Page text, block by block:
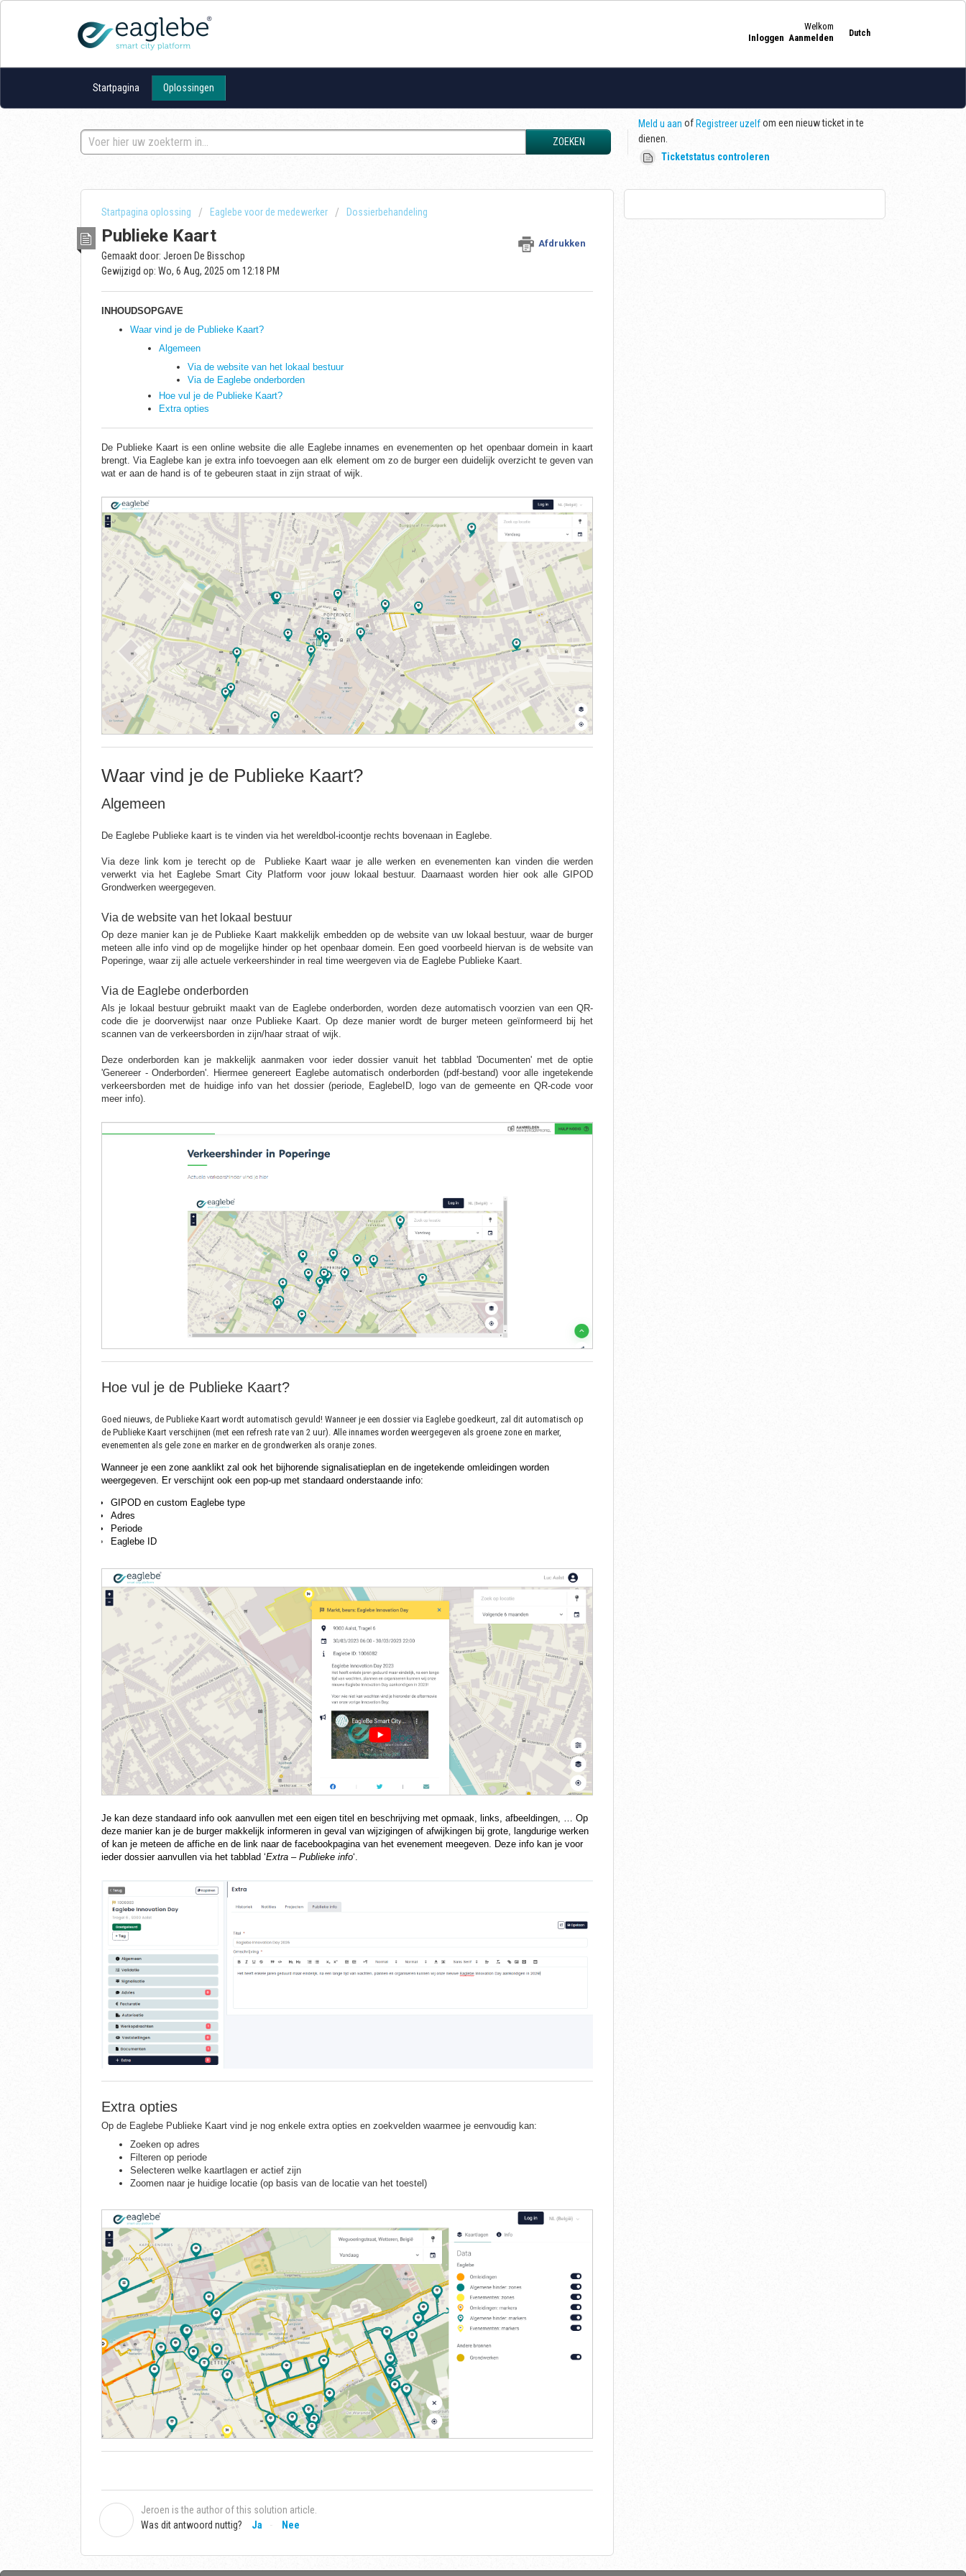
Dutch
Welkom
Inloggen Aanmelden
Startpagina Oplossingen
ZOEKEN
Meld u aan of Registreer uzelfom een nieuw ticket in te
dienen.
Ticketstatus controleren
Startpagina oplossing Eaglebe voor de medewerker Dossierbehandeling
Publieke Kaart Afdrukken
Gemaakt door: Jeroen De Bisschop
Gewijzigd op: Wo, 6 Aug, 2025 om 12:18 PM
INHOUDSOPGAVE
Waar vind je de Publieke Kaart?
Algemeen
Via de website van het lokaal bestuur
Via de Eaglebe onderborden
Hoe vul je de Publieke Kaart?
Extra opties
De Publieke Kaart is een online website die alle Eaglebe innames en evenementen op het openbaar domein in kaart
brengt. Via Eaglebe kan je extra info toevoegen aan elk element om zo de burger een duidelijk overzicht te geven van
wat er aan de hand is of te gebeuren staat in zijn straat of wijk.
Waar vind je de Publieke Kaart?
Algemeen
De Eaglebe Publieke kaart is te vinden via het wereldbol-icoontje rechts bovenaan in Eaglebe.
Via deze link kom je terecht op de Publieke Kaart waar je alle werken en evenementen kan vinden die werden
verwerkt via het Eaglebe Smart City Platform voor jouw lokaal bestuur. Daarnaast worden hier ook alle GIPOD
Grondwerken weergegeven.
Via de website van het lokaal bestuur
Op deze manier kan je de Publieke Kaart makkelijk embedden op de website van uw lokaal bestuur, waar de burger
meteen alle info vind op de mogelijke hinder op het openbaar domein. Een goed voorbeeld hiervan is de website van
Poperinge, waar zij alle actuele verkeershinder in real time weergeven via de Eaglebe Publieke Kaart.
Via de Eaglebe onderborden
Als je lokaal bestuur gebruikt maakt van de Eaglebe onderborden, worden deze automatisch voorzien van een QR-
code die je doorverwijst naar onze Publieke Kaart. Op deze manier wordt de burger meteen geïnformeerd bij het
scannen van de verkeersborden in zijn/haar straat of wijk.
Deze onderborden kan je makkelijk aanmaken voor ieder dossier vanuit het tabblad 'Documenten' met de optie
'Genereer - Onderborden'. Hiermee genereert Eaglebe automatisch onderborden (pdf-bestand) voor alle ingetekende
verkeersborden met de huidige info van het dossier (periode, EaglebeID, logo van de gemeente en QR-code voor
meer info).
Hoe vul je de Publieke Kaart?
Goed nieuws, de Publieke Kaart wordt automatisch gevuld! Wanneer je een dossier via Eaglebe goedkeurt, zal dit automatisch op
de Publieke Kaart verschijnen (met een refresh rate van 2 uur). Alle innames worden weergegeven als groene zone en marker,
evenementen als gele zone en marker en de grondwerken als oranje zones.
Wanneer je een zone aanklikt zal ook het bijhorende signalisatieplan en de ingetekende omleidingen worden
weergegeven. Er verschijnt ook een pop-up met standaard onderstaande info:
GIPOD en custom Eaglebe type
Adres
Periode
Eaglebe ID
Je kan deze standaard info ook aanvullen met een eigen titel en beschrijving met opmaak, links, afbeeldingen, … Op
deze manier kan je de burger makkelijk informeren in geval van wijzigingen of afwijkingen bij grote, langdurige werken
of kan je meteen de affiche en de link naar de facebookpagina van het evenement meegeven. Deze info kan je voor
ieder dossier aanvullen via het tabblad ‘Extra – Publieke info‘.
Extra opties
Op de Eaglebe Publieke Kaart vind je nog enkele extra opties en zoekvelden waarmee je eenvoudig kan:
Zoeken op adres
Filteren op periode
Selecteren welke kaartlagen er actief zijn
Zoomen naar je huidige locatie (op basis van de locatie van het toestel)
Jeroen is the author of this solution article.
Was dit antwoord nuttig?
Ja Nee